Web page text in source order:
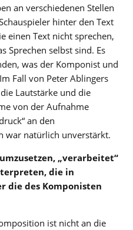
an verschiedenen Stellen
hinter den Text
einen Text nicht sprechen,
Sprechen selbst sind. Es
was der Komponist und
Fall von Peter Ablingers
Lautstärke und die
von der Aufnahme
an den
war natürlich unverstärkt.
„verarbeitet“
die in
die des Komponisten
ist nicht an die